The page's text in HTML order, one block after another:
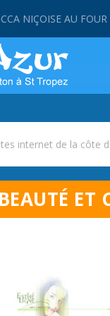
NIÇOISE AU FOUR
internet de la côte